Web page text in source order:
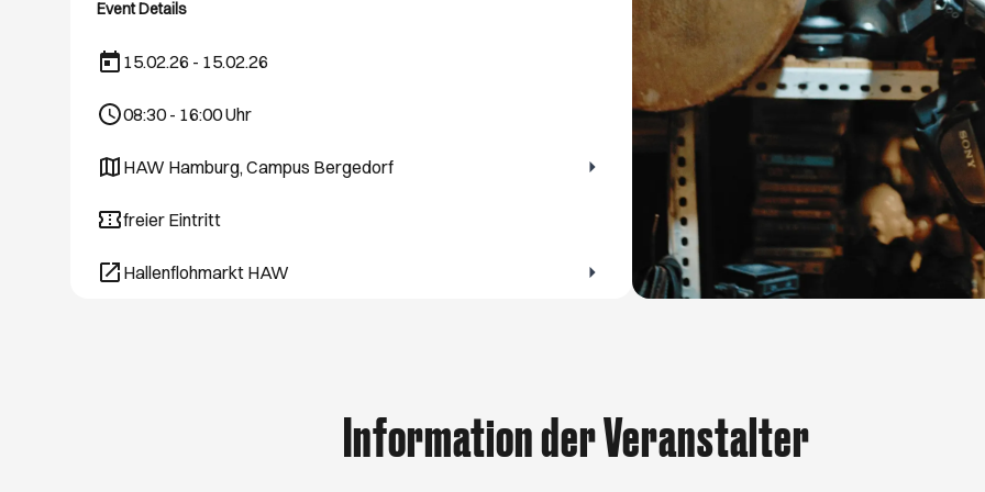
es lieber
darf ein
für Maki,
Event Details
15.02.26 - 15.02.26
08:30 - 16:00Uhr
HAW Hamburg, Campus Bergedorf
Öffnet ein neues Browser-Tab
freier Eintritt
Hallenflohmarkt HAW
Öffnet ein neues Browser-Tab
Information der Veranstalter